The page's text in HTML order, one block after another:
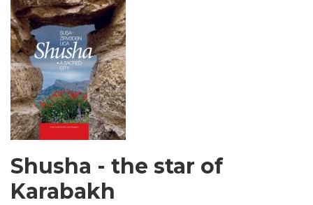
Shusha - the star of
Karabakh